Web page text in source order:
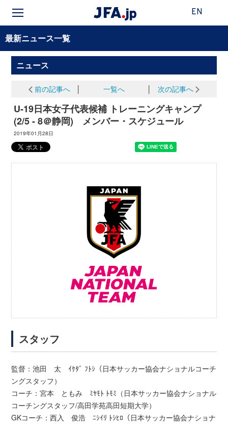
EN
最新ニュース一覧
ニュース
前の記事へ 一覧へ 次の記事へ
U-19日本女子代表候補 トレーニングキャンプ
(2/5 - 8＠静岡) メンバー・スケジュール
2019年01月28日
スタッフ
監督：池田 太 ｲｹﾀﾞ ﾌﾄｼ（日本サッカー協会ナショナルコーチ
ングスタッフ）
コーチ：宮本 ともみ ﾐﾔﾓﾄ ﾄﾓﾐ（日本サッカー協会ナショナル
コーチングスタッフ/高田学苑高田短期大学）
GKコーチ：西入 俊浩 ﾆｼｲﾘ ﾄｼﾋﾛ（日本サッカー協会ナショナ